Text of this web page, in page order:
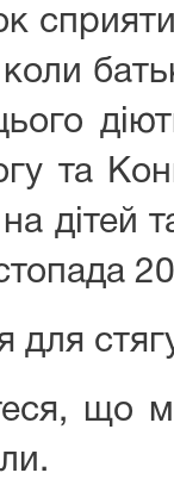
коли
та
дітей
для
що